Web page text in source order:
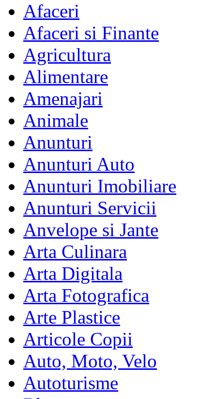
Afaceri
Afaceri si Finante
Agricultura
Alimentare
Amenajari
Animale
Anunturi
Anunturi Auto
Anunturi Imobiliare
Anunturi Servicii
Anvelope si Jante
Arta Culinara
Arta Digitala
Arta Fotografica
Arte Plastice
Articole Copii
Auto, Moto, Velo
Autoturisme